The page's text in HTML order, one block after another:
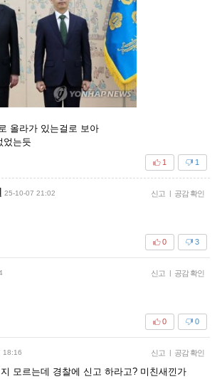
올라가 있는걸로 보아
었는듯
1
1
25-10-07 21:02 신고 | 공감 확인
3
0
신고 | 공감 확인
0
0
18:16 신고 | 공감 확인
모르는데 경찰에 신고 하라고? 미친새낀가